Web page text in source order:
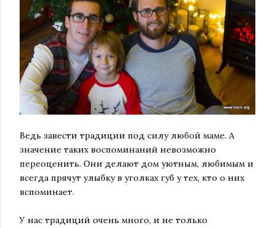
Ведь завести традиции под силу любой маме. А
значение таких воспоминаний невозможно
переоценить. Они делают дом уютным, любимым и
всегда прячут улыбку в уголках губ у тех, кто о них
вспоминает.
У нас традиций очень много, и не только